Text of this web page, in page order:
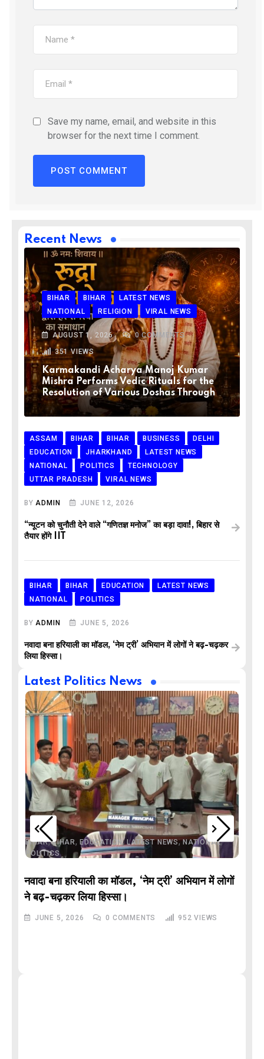
Save my name, email, and website in this
browser for the next time I comment.
Recent News
BIHAR BIHAR
LATEST NEWS
NATIONAL
RELIGION VIRAL NEWS
AUGUST 1, 2026 0COMMENTS
351VIEWS
Karmakandi Acharya Manoj Kumar
Mishra Performs Vedic Rituals for the
Resolution of Various Doshas Through
ASSAM BIHAR BIHAR BUSINESS
DELHI
EDUCATION
JHARKHAND
LATEST NEWS
NATIONAL
POLITICS
TECHNOLOGY
UTTAR PRADESH
VIRAL NEWS
BYADMIN JUNE 12, 2026
“न्यूटन को चुनौती देने वाले “गणितज्ञ मनोज” का बड़ा दावा!, बिहार से
तैयार होंगे IIT
BIHAR BIHAR EDUCATION
LATEST NEWS
NATIONAL
POLITICS
BYADMIN JUNE 5, 2026
नवादा बना हरियाली का मॉडल, ‘नेम ट्री’ अभियान में लोगों ने बढ़-चढ़कर
लिया हिस्सा।
Latest Politics News
BIHAR,BIHAR, EDUCATION,LATEST NEWS,NATIONAL,
POLITICS
नवादा बना हरियाली का मॉडल, ‘नेम ट्री’ अभियान में लोगों
ने बढ़-चढ़कर लिया हिस्सा।
JUNE 5, 2026 0 COMMENTS 952 VIEWS